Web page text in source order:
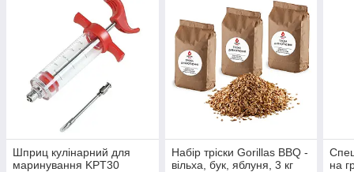
Шприц кулінарний для
маринування KPT30
Набір тріски Gorillas BBQ -
вільха, бук, яблуня, 3 кг
на